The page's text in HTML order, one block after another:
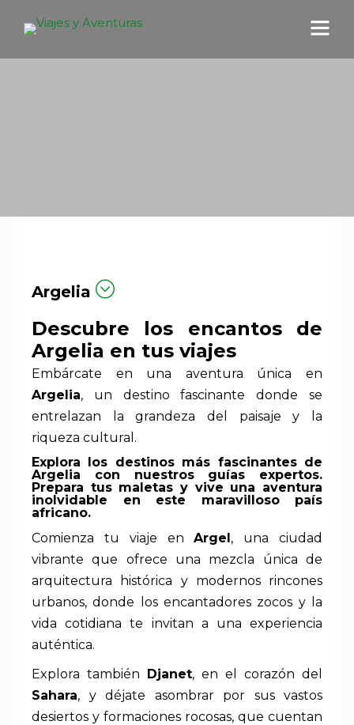
Argelia
Descubre los encantos de
Argelia en tus viajes
Embárcate en una aventura única en
Argelia, un destino fascinante donde se
entrelazan la grandeza del paisaje y la
riqueza cultural.
Explora los destinos más fascinantes de
Argelia con nuestros guías expertos.
Prepara tus maletas y vive una aventura
inolvidable en este maravilloso país
africano.
Comienza tu viaje enArgel, una ciudad
vibrante que ofrece una mezcla única de
arquitectura histórica y modernos rincones
urbanos, donde los encantadores zocos y la
vida cotidiana te invitan a una experiencia
auténtica.
Explora también Djanet, en el corazón del
Sahara, y déjate asombrar por sus vastos
desiertos y formaciones rocosas, que cuentan